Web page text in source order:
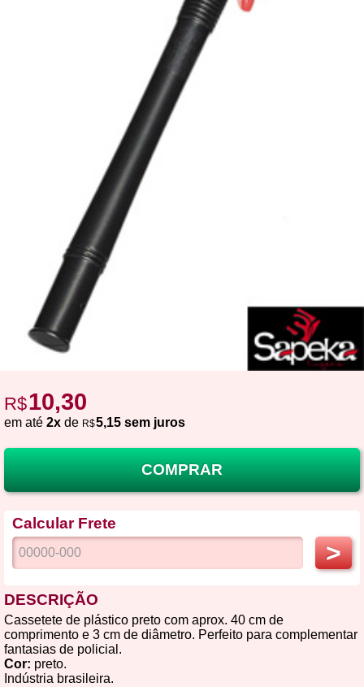
R$10,30
em até 2x de R$5,15 sem juros
COMPRAR
Calcular Frete
>
DESCRIÇÃO
Cassetete de plástico preto com aprox. 40 cm de
comprimento e 3 cm de diâmetro. Perfeito para complementar
fantasias de policial.
Cor: preto.
Indústria brasileira.